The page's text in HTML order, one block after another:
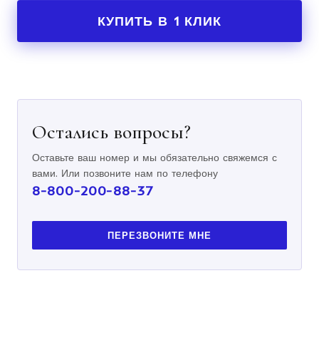
КУПИТЬ В 1 КЛИК
Остались вопросы?
Оставьте ваш номер и мы обязательно свяжемся с
вами. Или позвоните нам по телефону
8-800-200-88-37
ПЕРЕЗВОНИТЕ МНЕ